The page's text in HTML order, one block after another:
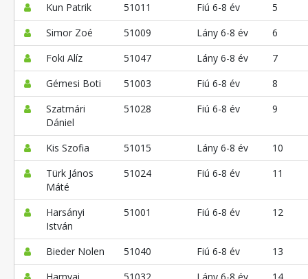
Kun Patrik
51011 Fiú 6-8 év
5
Simor Zoé
51009 Lány 6-8 év
6
Foki Alíz
51047 Lány 6-8 év
7
Gémesi Boti
51003 Fiú 6-8 év
8
Szatmári
Dániel
51028 Fiú 6-8 év 9
Kis Szofia 51015 Lány 6-8 év
10
Türk János
Máté
51024 Fiú 6-8 év 11
Harsányi
István
51001 Fiú 6-8 év 12
Bieder Nolen 51040 Fiú 6-8 év
13